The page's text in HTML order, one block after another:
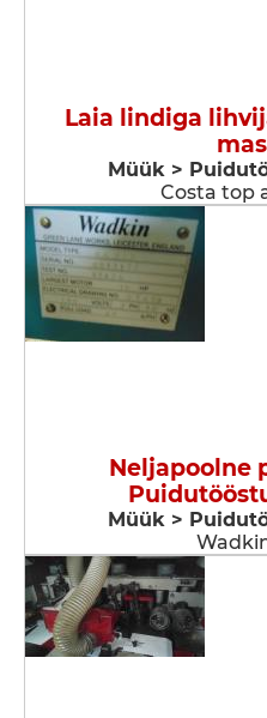
Laia lindiga
Müük >
Costa top
Neljapoolne
Müük >